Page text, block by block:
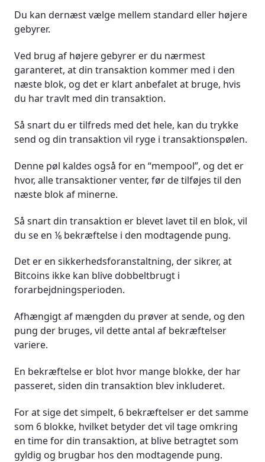
Du kan dernæst vælge mellem standard eller højere
gebyrer.
Ved brug af højere gebyrer er du nærmest
garanteret, at din transaktion kommer med i den
næste blok, og det er klart anbefalet at bruge, hvis
du har travlt med din transaktion.
Så snart du er tilfreds med det hele, kan du trykke
send og din transaktion vil ryge i transaktionspølen.
Denne pøl kaldes også for en “mempool”, og det er
hvor, alle transaktioner venter, før de tilføjes til den
næste blok af minerne.
Så snart din transaktion er blevet lavet til en blok, vil
du se en ⅙ bekræftelse i den modtagende pung.
Det er en sikkerhedsforanstaltning, der sikrer, at
Bitcoins ikke kan blive dobbeltbrugt i
forarbejdningsperioden.
Afhængigt af mængden du prøver at sende, og den
pung der bruges, vil dette antal af bekræftelser
variere.
En bekræftelse er blot hvor mange blokke, der har
passeret, siden din transaktion blev inkluderet.
For at sige det simpelt, 6 bekræftelser er det samme
som 6 blokke, hvilket betyder det vil tage omkring
en time for din transaktion, at blive betragtet som
gyldig og brugbar hos den modtagende pung.